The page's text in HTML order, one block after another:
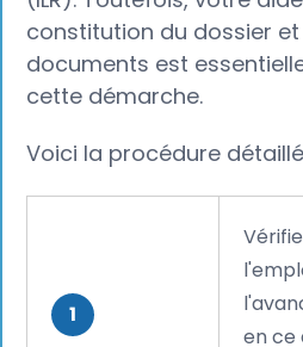
constitution du dossier
documents est
cette démarche.
Voici la procédure
1
en ce